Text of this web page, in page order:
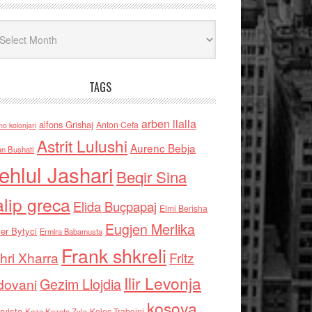
TAGS
kolonjari alfons Grishaj Anton Cefa arben llalla
Bushati Astrit Lulushi Aurenc Bebja
Jashari Beqir Sina
grecaElida Buçpapaj Elmi Berisha
Bytyci Ermira Babamusta Eugjen Merlika
Xharra Frank shkreli Fritz
Gezim Llojdia Ilir Levonja